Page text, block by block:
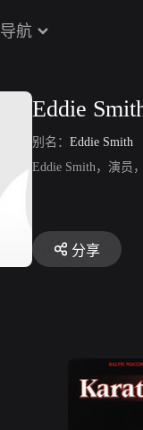
导航
Eddie
别名： Eddie Smith
Eddie Smith，演员
分享